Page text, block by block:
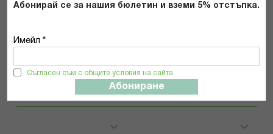
Абонирай се за нашия бюлетин и вземи 5% отстъпка.
Имейл *
Съгласен съм с общите условия на сайта
Абониране
Популярни в тази категория